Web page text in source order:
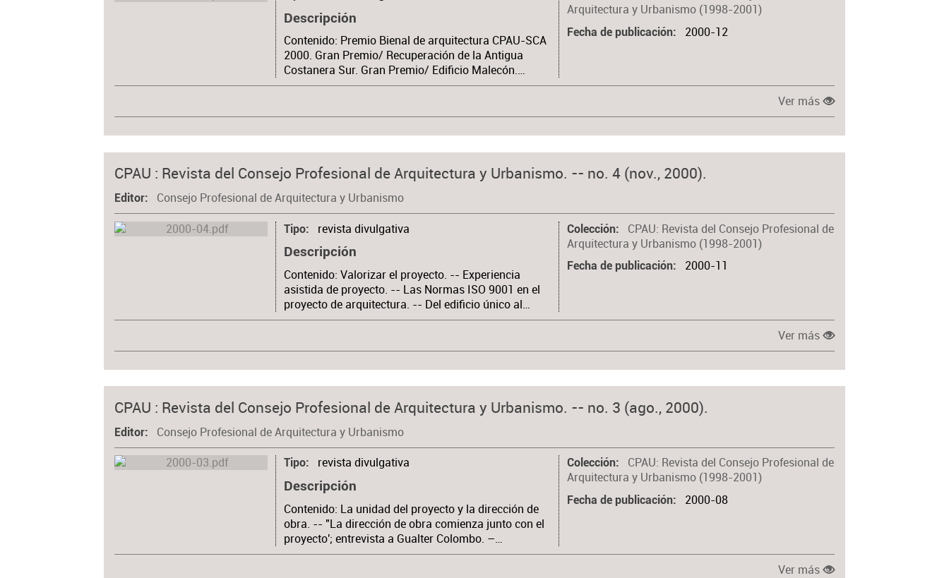
Descripción
Contenido: Premio Bienal de arquitectura CPAU-SCA
2000. Gran Premio/ Recuperación de la Antigua
Costanera Sur. Gran Premio/ Edificio Malecón.…
Arquitectura y Urbanismo (1998-2001)
Fecha de publicación 2000-12
Ver más
CPAU : Revista del Consejo Profesional de Arquitectura y Urbanismo. -- no. 4 (nov., 2000).
Editor Consejo Profesional de Arquitectura y Urbanismo
Tipo revista divulgativa
Descripción
Contenido: Valorizar el proyecto. -- Experiencia
asistida de proyecto. -- Las Normas ISO 9001 en el
proyecto de arquitectura. -- Del edificio único al…
Colección
CPAU: Revista del Consejo Profesional de
Arquitectura y Urbanismo (1998-2001)
Fecha de publicación 2000-11
Ver más
CPAU : Revista del Consejo Profesional de Arquitectura y Urbanismo. -- no. 3 (ago., 2000).
Editor Consejo Profesional de Arquitectura y Urbanismo
Tipo revista divulgativa
Descripción
Contenido: La unidad del proyecto y la dirección de
obra. -- "La dirección de obra comienza junto con el
proyecto'; entrevista a Gualter Colombo. –…
Colección
CPAU: Revista del Consejo Profesional de
Arquitectura y Urbanismo (1998-2001)
Fecha de publicación 2000-08
Ver más